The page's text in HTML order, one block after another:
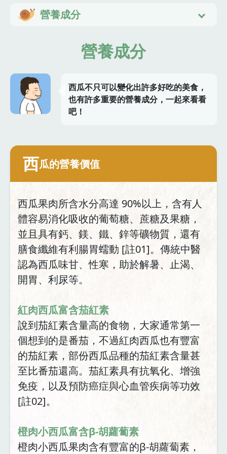
營養成分
營養成分
西瓜不只可以變化出許多好吃的美食，
也有許多重要的營養成分，一起來看看
吧！
西瓜的營養價值
西瓜果肉所含水分高達 90%以上，含有人
體容易消化吸收的葡萄糖、蔗糖及果糖，
並且具有鈣、鎂、鐵、鋅等礦物質，還有
膳食纖維有利腸胃蠕動 [註01]。傳統中醫
認為西瓜味甘、性寒，助於解暑、止渴、
開胃、利尿等。
紅肉西瓜富含茄紅素
說到茄紅素含量高的食物，大家通常第一
個想到的是番茄，不過紅肉西瓜也有豐富
的茄紅素，部份西瓜品種的茄紅素含量甚
至比番茄還高。茄紅素具有抗氧化、增強
免疫，以及預防癌症與心血管疾病等功效
[註02]。
橙肉小西瓜富含β-胡蘿蔔素
橙肉小西瓜果肉含有豐富的β-胡蘿蔔素，